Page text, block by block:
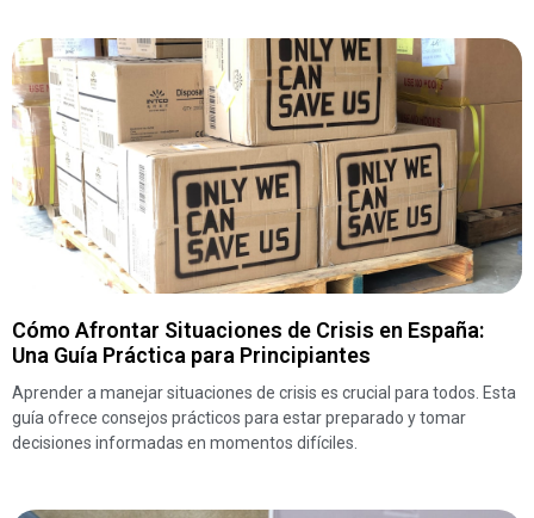
Cómo Afrontar Situaciones de Crisis en España:
Una Guía Práctica para Principiantes
Aprender a manejar situaciones de crisis es crucial para todos. Esta
guía ofrece consejos prácticos para estar preparado y tomar
decisiones informadas en momentos difíciles.